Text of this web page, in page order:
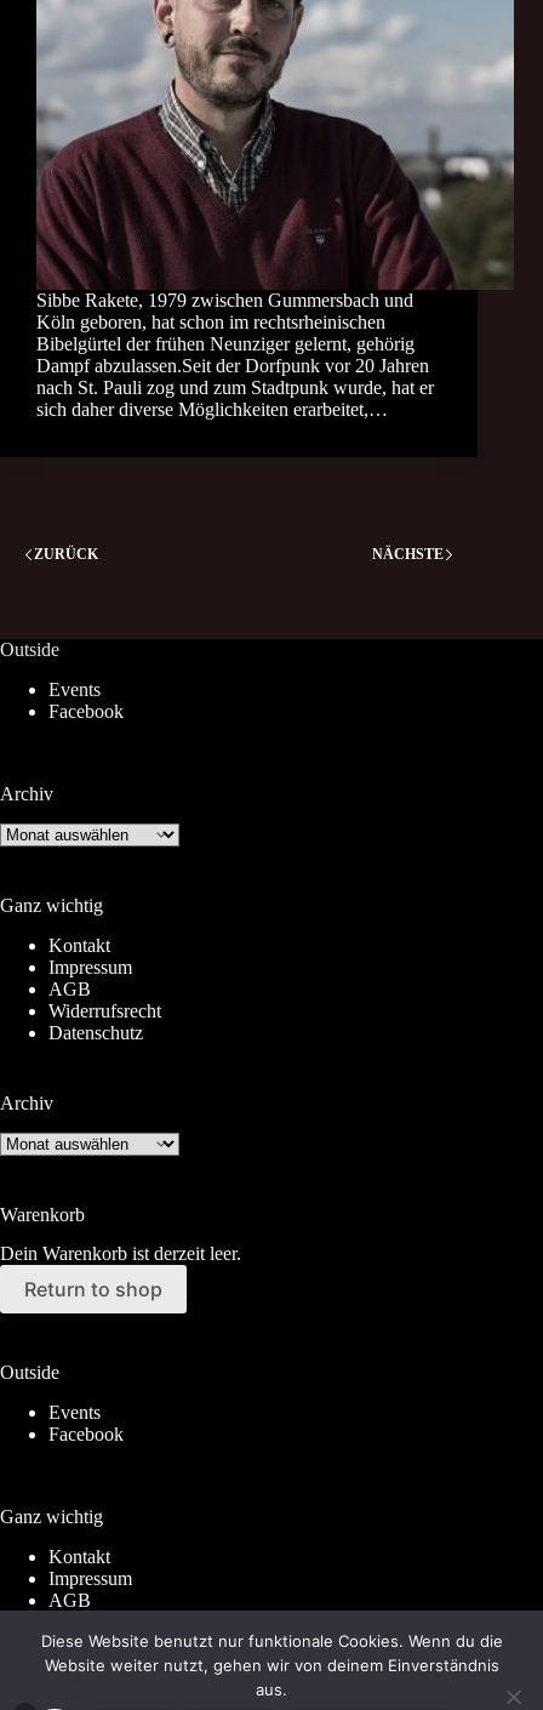
Sibbe Rakete, 1979 zwischen Gummersbach und
Köln geboren, hat schon im rechtsrheinischen
Bibelgürtel der frühen Neunziger gelernt, gehörig
Dampf abzulassen.Seit der Dorfpunk vor 20 Jahren
nach St. Pauli zog und zum Stadtpunk wurde, hat er
sich daher diverse Möglichkeiten erarbeitet,…
ZURÜCK NÄCHSTE
Outside
Events
Facebook
Archiv
Archiv
Ganz wichtig
Kontakt
Impressum
AGB
Widerrufsrecht
Datenschutz
Archiv
Archiv
Warenkorb
Dein Warenkorb ist derzeit leer.
Return to shop
Outside
Events
Facebook
Ganz wichtig
Kontakt
Impressum
AGB
Datenschutz
Diese Website benutzt nur funktionale Cookies. Wenn du die
Website weiter nutzt, gehen wir von deinem Einverständnis
aus.